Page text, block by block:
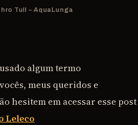
Tull – AquaLunga
algum termo
meus queridos e
hesitem em acessar esse post
Leleco